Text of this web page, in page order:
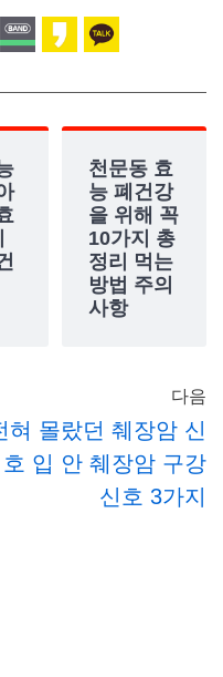
천문동 효
능 폐건강
을 위해 꼭
10가지 총
정리 먹는
방법 주의
사항
다음
혀 몰랐던 췌장암 신
호 입 안 췌장암 구강
신호 3가지